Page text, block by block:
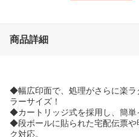
商品詳細
◆幅広印面で、処理がさらに楽ラ
ラーサイズ！
◆カートリッジ式を採用し、簡単
◆段ボールに貼られた宅配伝票や
ク対応。